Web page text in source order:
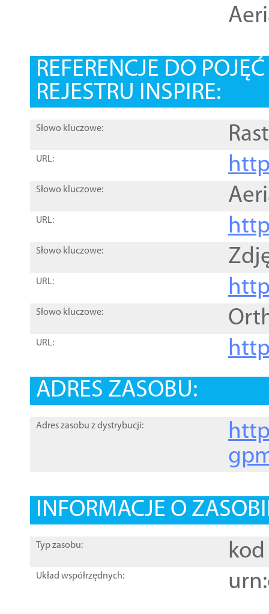
REFERENCJE DO
REJESTRU INSPIRE:
Słowo kluczowe:
URL:
Słowo kluczowe:
URL:
Słowo kluczowe:
URL:
Słowo kluczowe:
URL:
ADRES ZASOBU:
Adres zasobu z dystrybucji:
INFORMACJE O
Typ zasobu: kod
Układ współrzędnych: